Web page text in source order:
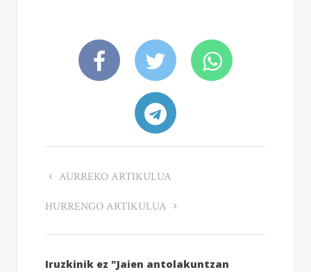
AURREKO ARTIKULUA
HURRENGO ARTIKULUA
Iruzkinik ez "Jaien antolakuntzan